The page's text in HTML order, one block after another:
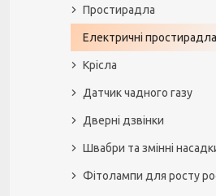
Простирадла
Електричні простирадла
Крісла
Датчик чадного газу
Дверні дзвінки
Швабри та змінні
Фітолампи для росту